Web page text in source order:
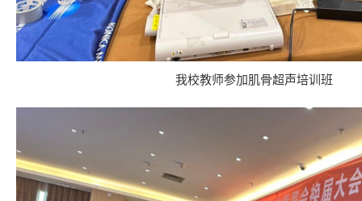
我校教师参加肌骨超声培训班